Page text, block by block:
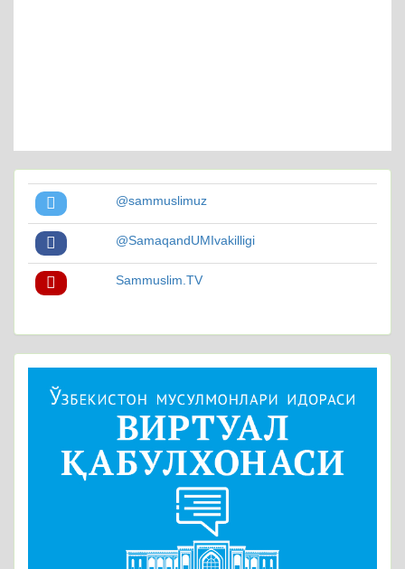
@sammuslimuz
@SamaqandUMIvakilligi
Sammuslim.TV